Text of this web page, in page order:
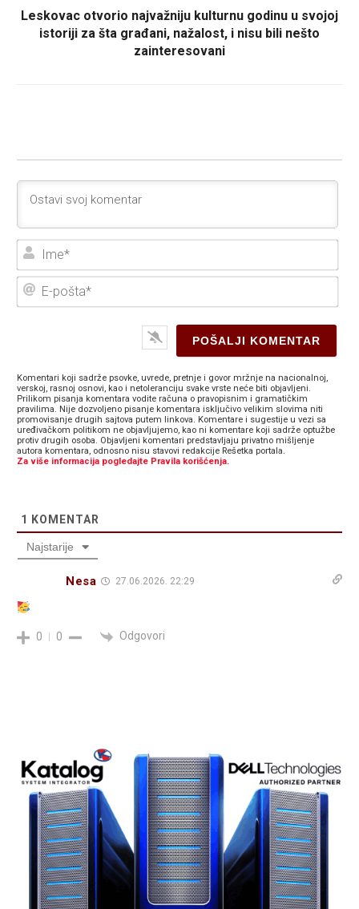
Leskovac otvorio najvažniju kulturnu godinu u svojoj
istoriji za šta građani, nažalost, i nisu bili nešto
zainteresovani
E-
Komentari koji sadrže psovke, uvrede, pretnje i govor mržnje na nacionalnoj,
verskoj, rasnoj osnovi, kao i netoleranciju svake vrste neće biti objavljeni.
Prilikom pisanja komentara vodite računa o pravopisnim i gramatičkim
pravilima. Nije dozvoljeno pisanje komentara isključivo velikim slovima niti
promovisanje drugih sajtova putem linkova. Komentare i sugestije u vezi sa
uređivačkom politikom ne objavljujemo, kao ni komentare koji sadrže optužbe
protiv drugih osoba. Objavljeni komentari predstavljaju privatno mišljenje
autora komentara, odnosno nisu stavovi redakcije Rešetka portala.
Za više informacija pogledajte Pravila korišćenja.
1 KOMENTAR
Najstarije
Nesa 27.06.2026. 22:29
0 0 Odgovori